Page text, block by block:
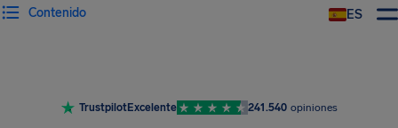
ES
Contenido
TrustpilotExcelente 241.540 opiniones